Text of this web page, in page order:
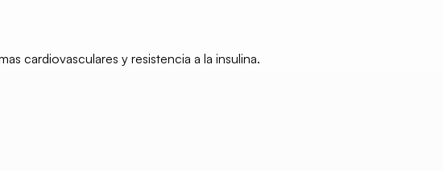
cardiovasculares y resistencia a la insulina.